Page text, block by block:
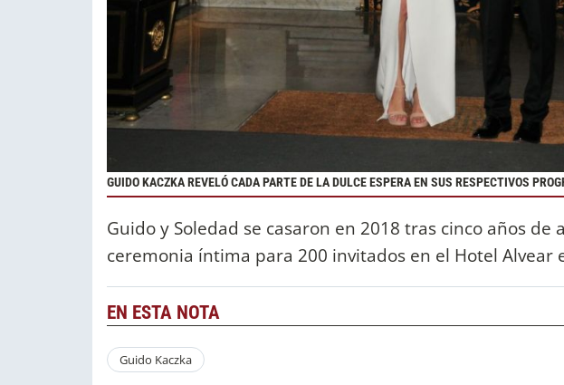
GUIDO KACZKA REVELÓ CADA PARTE DE LA DULCE ESPERA EN SUS RESPECTIVOS
Guido y Soledad se casaron en 2018 tras cinco años de
ceremonia íntima para 200 invitados en el Hotel Alvear
EN ESTA NOTA
Guido Kaczka